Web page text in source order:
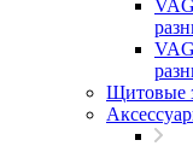
Щитовые